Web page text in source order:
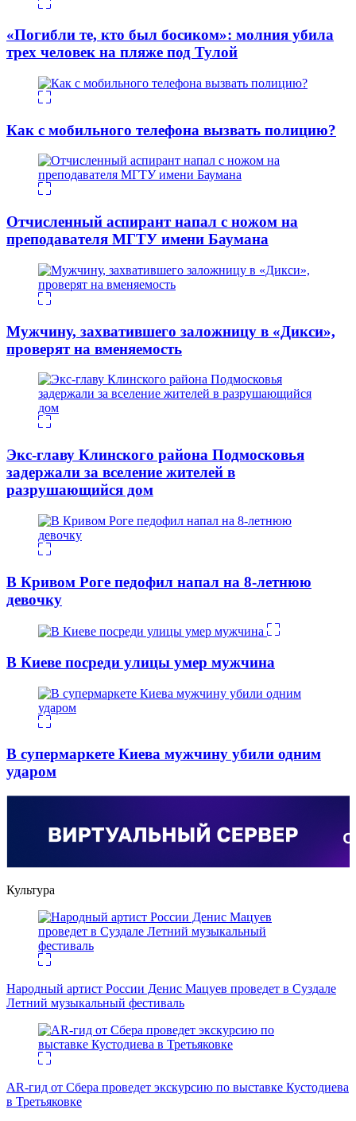
«Погибли те, кто был босиком»: молния убила
трех человек на пляже под Тулой
Как с мобильного телефона вызвать полицию?
Отчисленный аспирант напал с ножом на
преподавателя МГТУ имени Баумана
Мужчину, захватившего заложницу в «Дикси»,
проверят на вменяемость
Экс-главу Клинского района Подмосковья
задержали за вселение жителей в
разрушающийся дом
В Кривом Роге педофил напал на 8-летнюю
девочку
В Киеве посреди улицы умер мужчина
В супермаркете Киева мужчину убили одним
ударом
Культура
Народный артист России Денис Мацуев проведет в Суздале
Летний музыкальный фестиваль
AR-гид от Сбера проведет экскурсию по выставке Кустодиева
в Третьяковке